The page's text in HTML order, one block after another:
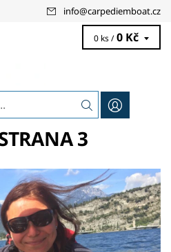
info@carpediemboat.cz
0 ks / 0 Kč
3